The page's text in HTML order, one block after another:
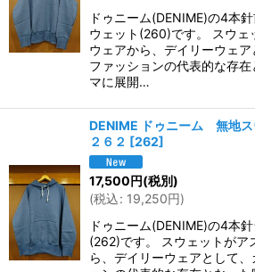
ドゥニーム(DENIME)の4本
ウェット(260)です。 スウェ
ウェアから、デイリーウェ
ファッションの代表的な存
マに展開…
DENIME ドゥニーム 無地
２６２ [262]
17,500円(税別)
(税込: 19,250円)
ドゥニーム(DENIME)の4本
(262)です。 スウェットがア
ら、デイリーウェアとして